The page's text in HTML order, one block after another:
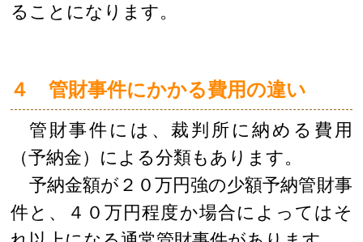
ることになります。
４ 管財事件にかかる費用の違い
管財事件には、裁判所に納める費用
（予納金）による分類もあります。
予納金額が２０万円強の少額予納管財事
件と、４０万円程度か場合によってはそ